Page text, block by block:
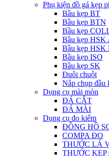
Phụ kiện đồ gá kẹp
Bầu kẹp BT
Bầu kẹp BTN
Bầu kẹp
Bầu kẹp HSK
Bầu kẹp HSK
Bầu kẹp ISO
Bầu kẹp SK
Đuôi chuột
Nắp chụp đầu
Dụng cụ mài mòn
ĐÁ CẮT
ĐÁ MÀI
Dụng cụ đo kiểm
ĐỒNG HỒ
COMPA ĐO
THƯỚC LÁ
THƯỚC